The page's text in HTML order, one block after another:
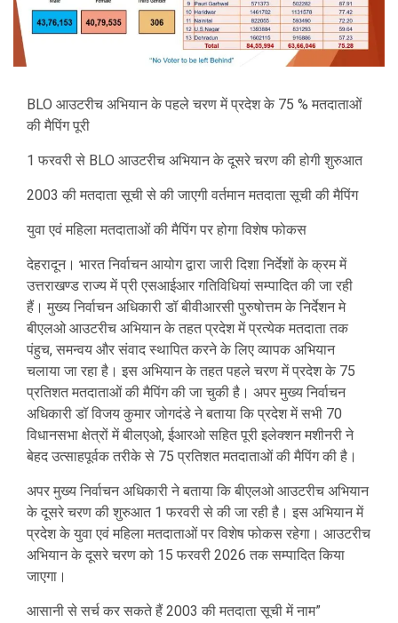
BLO आउटरीच अभियान के पहले चरण में प्रदेश के 75 % मतदाताओं
की मैपिंग पूरी
1 फरवरी से BLO आउटरीच अभियान के दूसरे चरण की होगी शुरुआत
2003 की मतदाता सूची से की जाएगी वर्तमान मतदाता सूची की मैपिंग
युवा एवं महिला मतदाताओं की मैपिंग पर होगा विशेष फोकस
देहरादून। भारत निर्वाचन आयोग द्वारा जारी दिशा निर्देशों के क्रम में
उत्तराखण्ड राज्य में प्री एसआईआर गतिविधियां सम्पादित की जा रही
हैं। मुख्य निर्वाचन अधिकारी डॉ बीवीआरसी पुरुषोत्तम के निर्देशन मे
बीएलओ आउटरीच अभियान के तहत प्रदेश में प्रत्येक मतदाता तक
पंहुच, समन्वय और संवाद स्थापित करने के लिए व्यापक अभियान
चलाया जा रहा है। इस अभियान के तहत पहले चरण में प्रदेश के 75
प्रतिशत मतदाताओं की मैपिंग की जा चुकी है। अपर मुख्य निर्वाचन
अधिकारी डॉ विजय कुमार जोगदंडे ने बताया कि प्रदेश में सभी 70
विधानसभा क्षेत्रों में बीलएओ, ईआरओ सहित पूरी इलेक्शन मशीनरी ने
बेहद उत्साहपूर्वक तरीके से 75 प्रतिशत मतदाताओं की मैपिंग की है।
अपर मुख्य निर्वाचन अधिकारी ने बताया कि बीएलओ आउटरीच अभियान
के दूसरे चरण की शुरुआत 1 फरवरी से की जा रही है। इस अभियान में
प्रदेश के युवा एवं महिला मतदाताओं पर विशेष फोकस रहेगा। आउटरीच
अभियान के दूसरे चरण को 15 फरवरी 2026 तक सम्पादित किया
जाएगा।
आसानी से सर्च कर सकते हैं 2003 की मतदाता सूची में नाम”